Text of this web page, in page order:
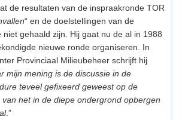
de resultaten van de inspraakronde TOR
“ en de doelstellingen van de
niet gehaald zijn. Hij gaat nu de al in 1988
nieuwe ronde organiseren. In
Provinciaal Milieubeheer schrijft hij
mijn mening is de discussie in de
teveel gefixeerd geweest op de
het in de diepe ondergrond opbergen
.”